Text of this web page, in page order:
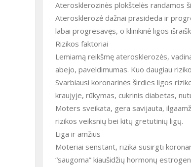
Aterosklerozinės plokštelės randamos
Aterosklerozė dažnai prasideda ir
labai progresavęs, o klinikinė ligos
Rizikos faktoriai
Lemiamą reikšmę aterosklerozės,
abejo, paveldimumas. Kuo daugiau
Svarbiausi koronarinės širdies ligos
kraujyje, rūkymas, cukrinis diabetas,
Moters sveikata, gera savijauta,
rizikos veiksnių bei kitų gretutinių ligų.
Liga ir amžius
Moteriai senstant, rizika susirgti
“saugoma” kiaušidžių hormonų